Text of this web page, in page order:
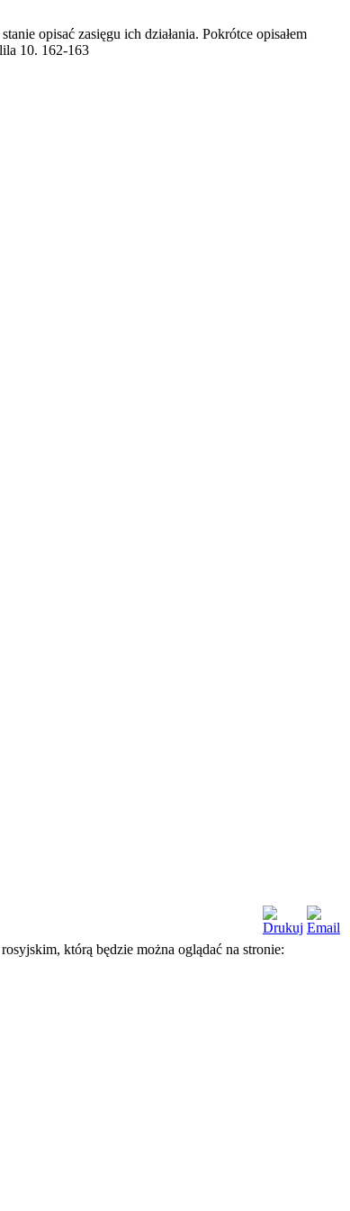
opisać zasięgu ich działania. Pokrótce opisałem
10. 162-163
którą będzie można oglądać na stronie: